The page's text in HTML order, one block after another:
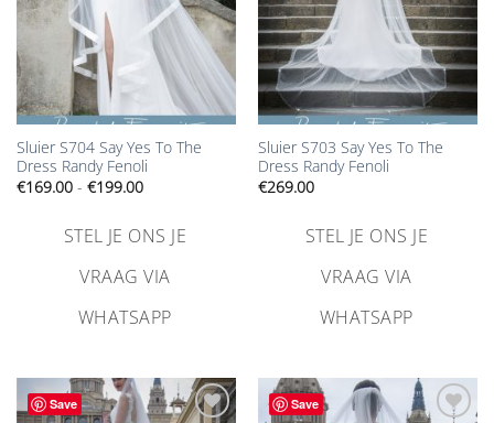
Sluier S704 Say Yes To The
Dress Randy Fenoli
€169.00 - €199.00Prijsklasse:
€169.00
€199.00
STEL JE ONS JE
VRAAG VIA
WHATSAPP
Sluier S703 Say Yes To The
Dress Randy Fenoli
€269.00
STEL JE ONS JE
VRAAG VIA
WHATSAPP
Save
Save